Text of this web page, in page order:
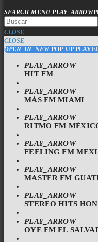
SEARCH MENU PLAY_ARROW
CLOSE
CLOSE
OPEN_IN_NEWPOP-UP
PLAY_ARROW
HIT FM
PLAY_ARROW
MÁS FM MIAMI
PLAY_ARROW
RITMO FM
PLAY_ARROW
FEELING FM
PLAY_ARROW
MASTER FM
PLAY_ARROW
STEREO HITS
PLAY_ARROW
OYE FM EL